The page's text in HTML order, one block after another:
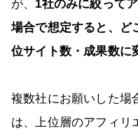
が、 1社のみに絞って
場合で想定すると、ど
位サイト数・成果数に
複数社にお願いした場
は、上位層のアフィリ